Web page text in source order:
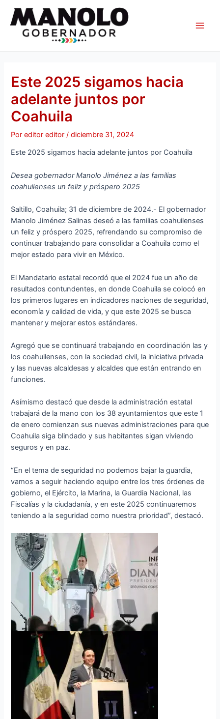
contenido
Este 2025 sigamos hacia
adelante juntos por
Coahuila
Poreditor editor/diciembre 31, 2024
Este 2025 sigamos hacia adelante juntos por Coahuila
Desea gobernador Manolo Jiménez a las familias
coahuilenses un feliz y próspero 2025
Saltillo, Coahuila; 31 de diciembre de 2024.- El gobernador
Manolo Jiménez Salinas deseó a las familias coahuilenses
un feliz y próspero 2025, refrendando su compromiso de
continuar trabajando para consolidar a Coahuila como el
mejor estado para vivir en México.
El Mandatario estatal recordó que el 2024 fue un año de
resultados contundentes, en donde Coahuila se colocó en
los primeros lugares en indicadores naciones de seguridad,
economía y calidad de vida, y que este 2025 se busca
mantener y mejorar estos estándares.
Agregó que se continuará trabajando en coordinación las y
los coahuilenses, con la sociedad civil, la iniciativa privada
y las nuevas alcaldesas y alcaldes que están entrando en
funciones.
Asímismo destacó que desde la administración estatal
trabajará de la mano con los 38 ayuntamientos que este 1
de enero comienzan sus nuevas administraciones para que
Coahuila siga blindado y sus habitantes sigan viviendo
seguros y en paz.
“En el tema de seguridad no podemos bajar la guardia,
vamos a seguir haciendo equipo entre los tres órdenes de
gobierno, el Ejército, la Marina, la Guardia Nacional, las
Fiscalías y la ciudadanía, y en este 2025 continuaremos
teniendo a la seguridad como nuestra prioridad”, destacó.
de
entradas